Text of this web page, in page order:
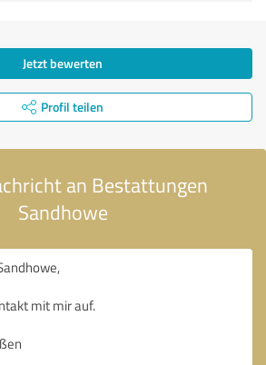
Jetzt bewerten
Profil teilen
an Bestattungen
Sandhowe